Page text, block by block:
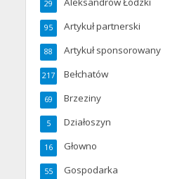
29
Artykuł partnerski
95
Artykuł sponsorowany
88
Bełchatów
217
Brzeziny
69
Działoszyn
5
Głowno
16
Gospodarka
55